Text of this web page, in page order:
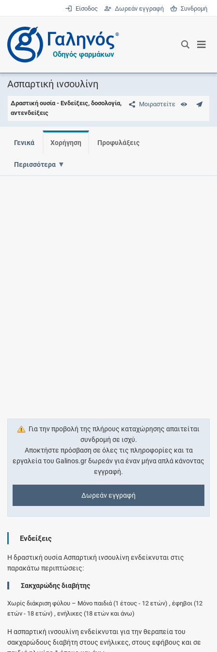
Είσοδος Δωρεάν εγγραφή Συνδρομή
®
Οδηγός φαρμάκων
Ασπαρτική ινσουλίνη
Μοιραστείτε
Δραστική ουσία - Ενδείξεις, δοσολογία,
αντενδείξεις
Γενικά Χορήγηση Προφυλάξεις
Περισσότερα
Για την προβολή της πλήρους καταχώρησης απαιτείται
συνδρομή σε ισχύ.
Αποκτήστε πρόσβαση σε όλες τις πληροφορίες και τα
εργαλεία του Galinos.gr δωρεάν για έναν μήνα απλά κάνοντας
εγγραφή.
Δωρεάν εγγραφή
Ενδείξεις
Η δραστική ουσία Ασπαρτική ινσουλίνη ενδείκνυται στις
παρακάτω περιπτώσεις:
Σακχαρώδης διαβήτης
Χωρίς διάκριση φύλου – Μόνο παιδιά (1 έτους - 12 ετών) , έφηβοι (12
ετών - 18 ετών) , ενήλικες (18 ετών και άνω)
Η ασπαρτική ινσουλίνη ενδείκνυται για την θεραπεία του
σακχαρώδους διαβήτη στους ενήλικες, στους εφήβους και σε